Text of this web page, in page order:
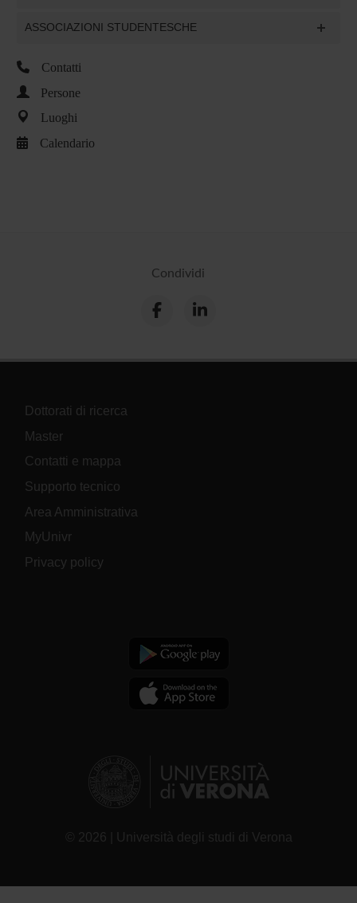
ASSOCIAZIONI STUDENTESCHE
Contatti
Persone
Luoghi
Calendario
Condividi
Dottorati di ricerca
Master
Contatti e mappa
Supporto tecnico
Area Amministrativa
MyUnivr
Privacy policy
© 2026 | Università degli studi di Verona